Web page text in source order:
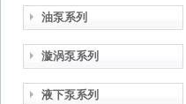
油泵系列
漩涡泵系列
液下泵系列